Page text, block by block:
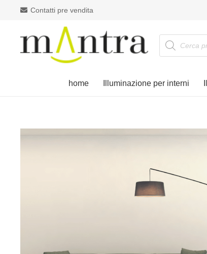
Contatti pre vendita
Products
search
home Illuminazione per interni